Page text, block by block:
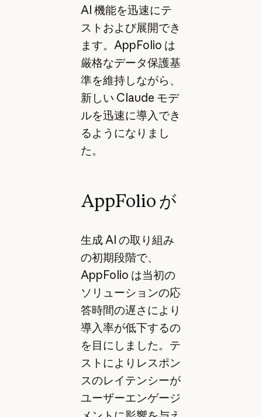
AI 機能を迅速にテ
ストおよび展開でき
ます。AppFolio は
厳格なデータ保護基
準を維持しながら、
新しい Claude モデ
ルを迅速に導入でき
るようになりまし
た。
AppFolio が
生成 AI の取り組み
の初期段階で、
AppFolio は当初の
ソリューションの応
答時間の遅さにより
導入率が低下するの
を目にしました。テ
ストによりレスポン
スのレイテンシーが
ユーザーエンゲージ